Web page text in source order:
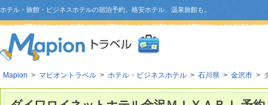
ホテル・旅館・ビジネスホテルの宿泊予約。格安ホテル、温泉旅館も。
Mapion > マピオントラベル > ホテル・ビジネスホテル > 石川県 > 金沢市 >